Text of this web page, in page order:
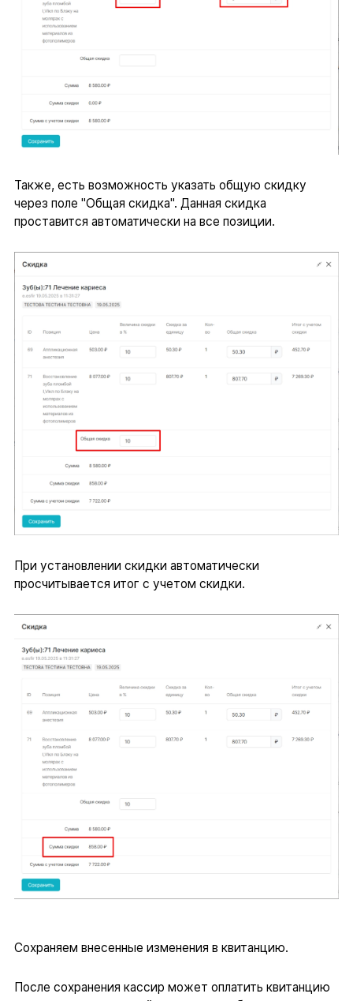
Также, есть возможность указать общую скидку
через поле "Общая скидка". Данная скидка
проставится автоматически на все позиции.
При установлении скидки автоматически
просчитывается итог с учетом скидки.
Сохраняем внесенные изменения в квитанцию.
После сохранения кассир может оплатить квитанцию